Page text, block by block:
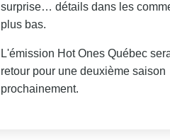
surprise… détails dans les
plus bas.
L'émission Hot Ones Québec
retour pour une deuxième saison
prochainement.